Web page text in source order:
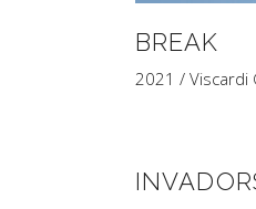
BREAK
2021 / Viscardi